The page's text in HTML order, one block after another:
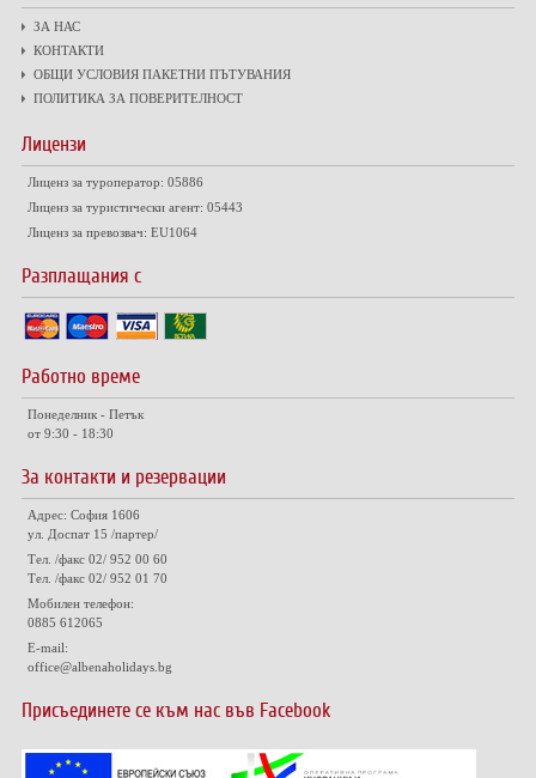
ЗА НАС
КОНТАКТИ
ОБЩИ УСЛОВИЯ ПАКЕТНИ ПЪТУВАНИЯ
ПОЛИТИКА ЗА ПОВЕРИТЕЛНОСТ
Лицензи
Лиценз за туроператор: 05886
Лиценз за туристически агент: 05443
Лиценз за превозвач: EU1064
Разплащания с
Работно време
Понеделник - Петък
от 9:30 - 18:30
За контакти и резервации
Адрес: София 1606
ул. Доспат 15 /партер/
Тел. /факс 02/ 952 00 60
Тел. /факс 02/ 952 01 70
Мобилен телефон:
0885 612065
E-mail:
office@albenaholidays.bg
Присъединете се към нас във Facebook